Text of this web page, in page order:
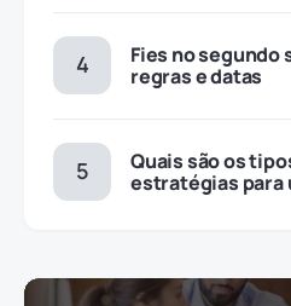
Fies no
regras e datas
Quais são os
estratégias para